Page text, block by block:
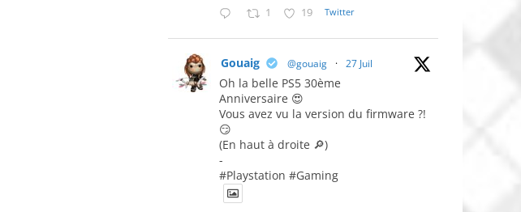
1 19 Twitter
Gouaig @gouaig · 27 Juil
Oh la belle PS5 30ème
Anniversaire 😍
Vous avez vu la version du firmware ?!
😏
(En haut à droite 🔎)
-
#Playstation #Gaming